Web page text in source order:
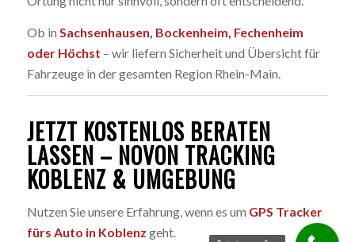
Ob in Sachsenhausen, Bockenheim, Fechenheim
oder Höchst – wir liefern Sicherheit und Übersicht für
Fahrzeuge in der gesamten Region Rhein-Main.
JETZT KOSTENLOS BERATEN
LASSEN – NOVON TRACKING
KOBLENZ & UMGEBUNG
Nutzen Sie unsere Erfahrung, wenn es um GPS Tracker
fürs Auto in Koblenz geht.